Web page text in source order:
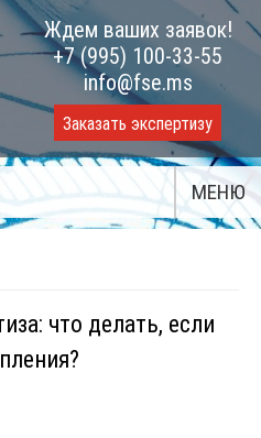
Ждем ваших заявок!
+7 (995) 100-33-55
info@fse.ms
Заказать экспертизу
МЕНЮ
что делать, если